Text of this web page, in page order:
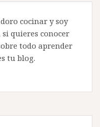
cocinar y soy
quieres conocer
todo aprender
tu blog.